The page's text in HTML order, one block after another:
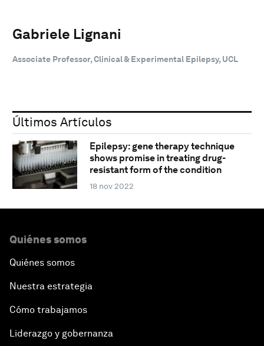
Gabriele Lignani
Associate Professor, Clinical & Experimental Epilepsy, UCL
Últimos Artículos
Epilepsy: gene therapy technique
shows promise in treating drug-
resistant form of the condition
18 nov 2022
Quiénes somos
Quiénes somos
Nuestra estrategia
Cómo trabajamos
Liderazgo y gobernanza